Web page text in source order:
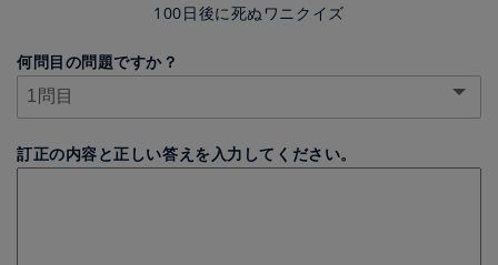
100日後に死ぬワニクイズ
何問目の問題ですか？
訂正の内容と正しい答えを入力してください。